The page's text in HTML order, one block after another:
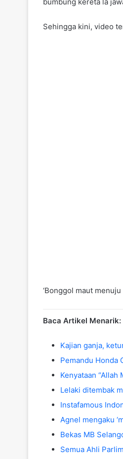
Sehingga kini, video
‘Bonggol maut menuju
Baca Artikel Menarik:
Kajian ganja,
Pemandu Honda
Kenyataan “Allah
Lelaki ditembak
Instafamous
Agnel mengaku
Bekas MB
Semua Ahli